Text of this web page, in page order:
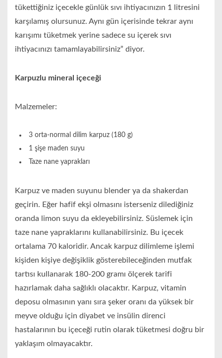
tükettiğiniz içecekle günlük sıvı ihtiyacınızın 1 litresini
karşılamış olursunuz. Aynı gün içerisinde tekrar aynı
karışımı tüketmek yerine sadece su içerek sıvı
ihtiyacınızı tamamlayabilirsiniz” diyor.
Karpuzlu mineral içeceği
Malzemeler:
3 orta-normal dilim karpuz (180 g)
1 şişe maden suyu
Taze nane yaprakları
Karpuz ve maden suyunu blender ya da shakerdan
geçirin. Eğer hafif ekşi olmasını isterseniz dilediğiniz
oranda limon suyu da ekleyebilirsiniz. Süslemek için
taze nane yapraklarını kullanabilirsiniz. Bu içecek
ortalama 70 kaloridir. Ancak karpuz dilimleme işlemi
kişiden kişiye değişiklik gösterebileceğinden mutfak
tartısı kullanarak 180-200 gramı ölçerek tarifi
hazırlamak daha sağlıklı olacaktır. Karpuz, vitamin
deposu olmasının yanı sıra şeker oranı da yüksek bir
meyve olduğu için diyabet ve insülin direnci
hastalarının bu içeceği rutin olarak tüketmesi doğru bir
yaklaşım olmayacaktır.